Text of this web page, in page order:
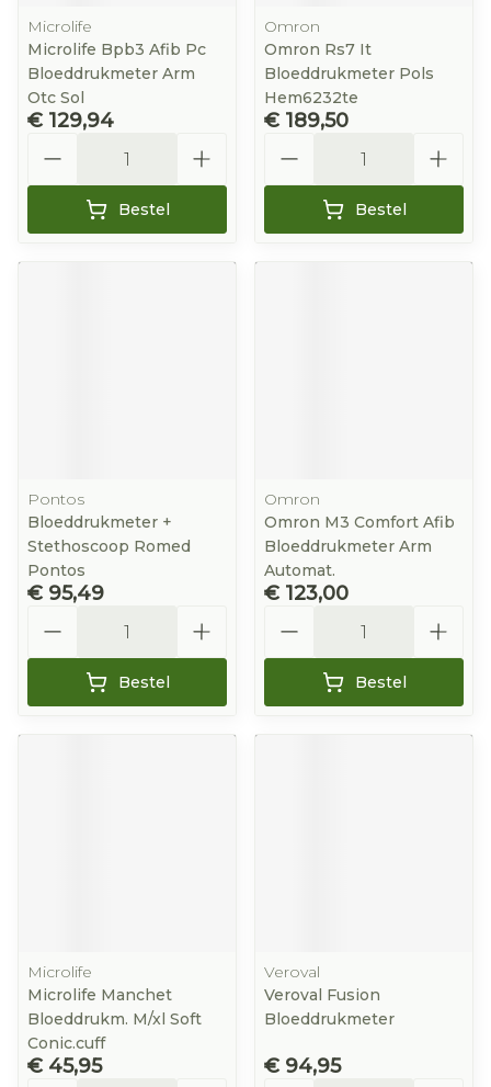
Microlife
Microlife Bpb3 Afib Pc
Bloeddrukmeter Arm
Otc Sol
€ 129,94
Bestel
Omron
Omron Rs7 It
Bloeddrukmeter Pols
Hem6232te
€ 189,50
Bestel
Pontos
Bloeddrukmeter +
Stethoscoop Romed
Pontos
€ 95,49
Bestel
Omron
Omron M3 Comfort Afib
Bloeddrukmeter Arm
Automat.
€ 123,00
Bestel
Microlife
Microlife Manchet
Bloeddrukm. M/xl Soft
Conic.cuff
€ 45,95
Veroval
Veroval Fusion
Bloeddrukmeter
€ 94,95